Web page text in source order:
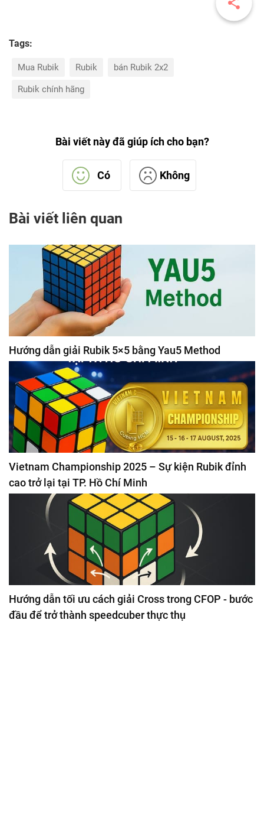
Tags:
Mua Rubik Rubik bán Rubik 2x2
Rubik chính hãng
Bài viết này đã giúp ích cho bạn?
Có Không
Bài viết liên quan
Hướng dẫn giải Rubik 5×5 bằng Yau5 Method
Vietnam Championship 2025 – Sự kiện Rubik đỉnh
cao trở lại tại TP. Hồ Chí Minh
Hướng dẫn tối ưu cách giải Cross trong CFOP - bước
đầu để trở thành speedcuber thực thụ